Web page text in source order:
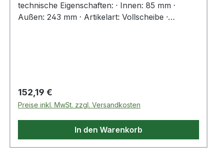
technische Eigenschaften: · Innen: 85 mm ·
Außen: 243 mm · Artikelart: Vollscheibe ·
Regulärer Preis:
152,19 €
Preise inkl. MwSt. zzgl. Versandkosten
In den Warenkorb